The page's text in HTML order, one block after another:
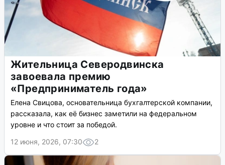
Жительница Северодвинска
завоевала премию
«Предприниматель года»
Елена Свицова, основательница бухгалтерской компании,
рассказала, как её бизнес заметили на федеральном
уровне и что стоит за победой.
12 июня, 2026, 07:30
2